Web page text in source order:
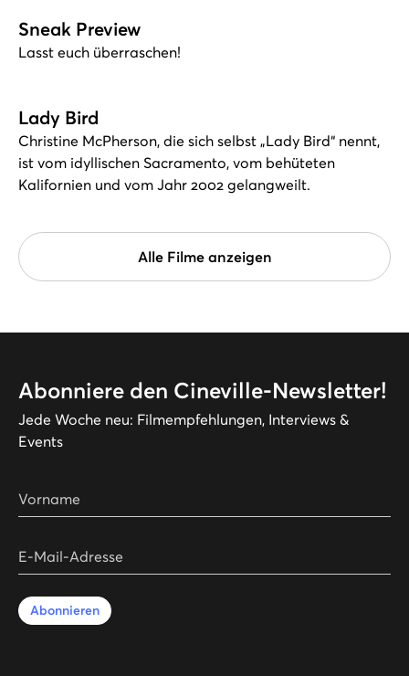
Sneak Preview
Lasst euch überraschen!
Lady Bird
Christine McPherson, die sich selbst „Lady Bird“ nennt,
ist vom idyllischen Sacramento, vom behüteten
Kalifornien und vom Jahr 2002 gelangweilt.
Alle Filme anzeigen
Abonniere den Cineville-Newsletter!
Jede Woche neu: Filmempfehlungen, Interviews &
Events
Vorname
E-Mail-Adresse
Abonnieren